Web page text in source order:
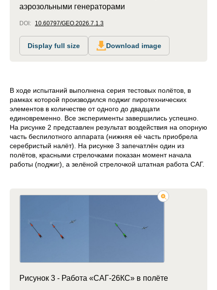
аэрозольными генераторами
DOI: 10.60797/GEO.2026.7.1.3
Display full size Download image
В ходе испытаний выполнена серия тестовых полётов, в
рамках которой производился поджиг пиротехнических
элементов в количестве от одного до двадцати
единовременно. Все эксперименты завершились успешно.
На рисунке 2 представлен результат воздействия на опорную
часть беспилотного аппарата (нижняя её часть приобрела
серебристый налёт). На рисунке 3 запечатлён один из
полётов, красными стрелочками показан момент начала
работы (поджиг), а зелёной стрелочкой штатная работа САГ.
Рисунок 3 - Работа «САГ-26КС» в полёте